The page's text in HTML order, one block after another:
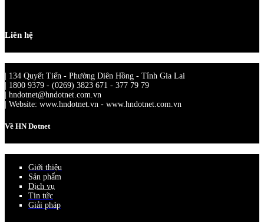
Liên hệ
| 134 Quyết Tiến - Phường Diên Hồng - Tỉnh Gia Lai
| 1800 9379 - (0269) 3823 671 - 377 79 79
| hndotnet@hndotnet.com.vn
| Website: www.hndotnet.vn - www.hndotnet.com.vn
Về HN Dotnet
Giới thiệu
Sản phẩm
Dịch vụ
Tin tức
Giải pháp